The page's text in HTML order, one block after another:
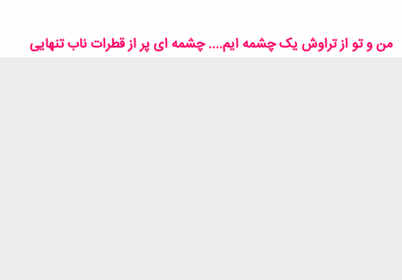
من و تو از تراوش یک چشمه ایم.... چشمه ای پر از قطرات ناب تنهایی